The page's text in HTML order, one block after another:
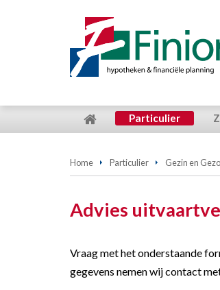
Particulier
Home Particulier Gezin en
Advies
Vraag met het onderstaande
gegevens nemen wij contact